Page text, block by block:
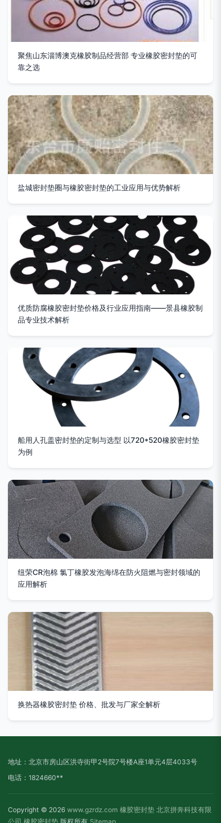
聚焦山东淄博澳克橡胶制品经营部 专业橡胶密封垫的可
靠之选
盐城密封垫圈与橡胶密封垫的工业应用与优势解析
优质防腐橡胶密封垫价格及行业应用指南——景县橡胶制
品专业技术解析
船用人孔盖密封垫的定制与选型 以720*520橡胶密封垫
为例
纽荣CR泡棉 氯丁橡胶发泡海绵在防火阻燃与密封领域的
应用解析
换热器橡胶密封垫 价格、批发与厂家全解析
地址：北京市房山区洪寺街甲2号院7号楼A座1单元4层4033号
电话：1824660**
Copyright © 2026 www.gzrdz.com 橡胶密封垫 北京拼奔科技有限